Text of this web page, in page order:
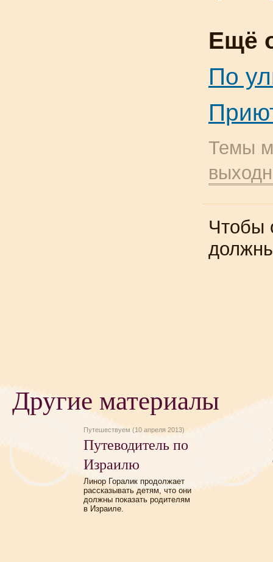
Ещё
По
Темы
Чтобы
Другие материалы
Путешествуем (10 апреля 2013)
Путеводитель по
Израилю
Линор Горалик продолжает
рассказывать детям, что они
должны показать родителям
в Израиле.